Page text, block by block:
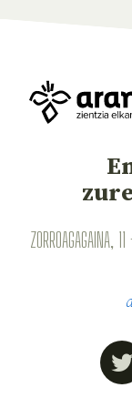
ZORROAGAGAINA,